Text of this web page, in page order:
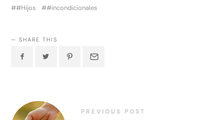
#Hijos
#incondicionales
SHARE THIS
PREVIOUS POST